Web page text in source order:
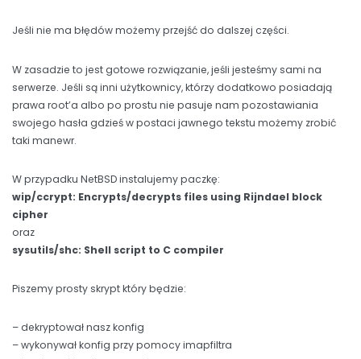
Jeśli nie ma błędów możemy przejść do dalszej części.
W zasadzie to jest gotowe rozwiązanie, jeśli jesteśmy sami na
serwerze. Jeśli są inni użytkownicy, którzy dodatkowo posiadają
prawa root’a albo po prostu nie pasuje nam pozostawiania
swojego hasła gdzieś w postaci jawnego tekstu możemy zrobić
taki manewr.
W przypadku NetBSD instalujemy paczkę:
wip/ccrypt: Encrypts/decrypts files using Rijndael block
cipher
oraz
sysutils/shc: Shell script to C compiler
Piszemy prosty skrypt który będzie:
– dekryptował nasz konfig
– wykonywał konfig przy pomocy imapfiltra